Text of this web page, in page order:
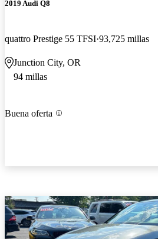
2019 Audi Q8
quattro Prestige 55 TFSI 93,725 millas
Junction City, OR
94 millas
Buena oferta